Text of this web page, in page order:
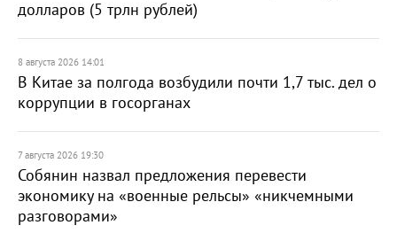
долларов (5 трлн рублей)
8 августа 2026 14:01
В Китае за полгода возбудили почти 1,7 тыс. дел о
коррупции в госорганах
7 августа 2026 19:30
Собянин назвал предложения перевести
экономику на «военные рельсы» «никчемными
разговорами»